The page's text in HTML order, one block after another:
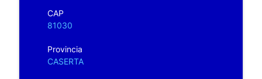
CAP
81030
Provincia
CASERTA